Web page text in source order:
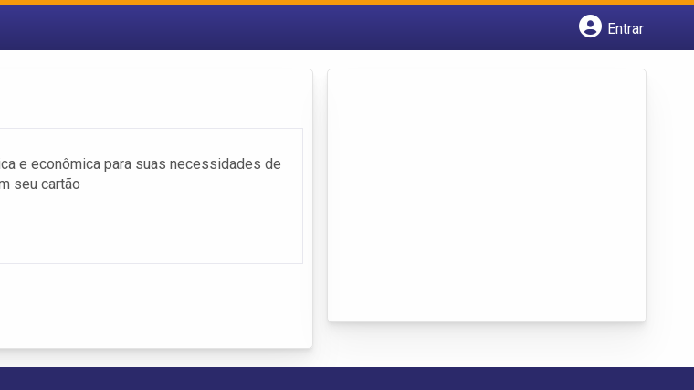
Entrar
e econômica para suas necessidades de
seu cartão